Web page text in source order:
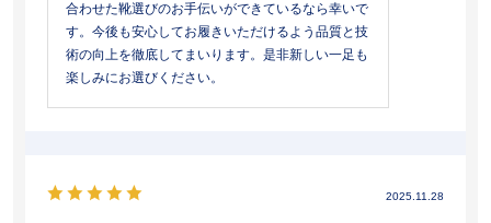
合わせた靴選びのお手伝いができているなら幸いで
す。今後も安心してお履きいただけるよう品質と技
術の向上を徹底してまいります。是非新しい一足も
楽しみにお選びください。
2025.11.28